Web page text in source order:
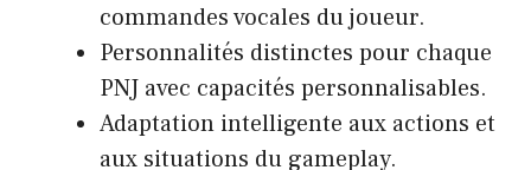
commandes vocales du joueur.
Personnalités distinctes pour chaque
PNJ avec capacités personnalisables.
Adaptation intelligente aux actions et
aux situations du gameplay.